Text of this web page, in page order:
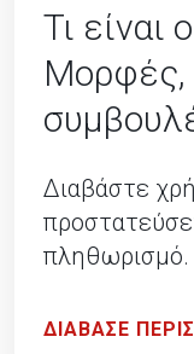
Τι είναι
Μορφές,
Διαβάστε
πληθωρισμό.
ΔΙΑΒΑΣΕ